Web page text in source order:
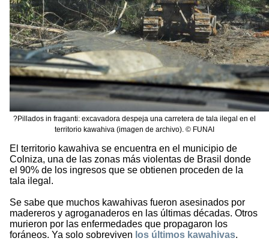
?Pillados in fraganti: excavadora despeja una carretera de tala ilegal en el
territorio kawahiva (imagen de archivo). © FUNAI
El territorio kawahiva se encuentra en el municipio de
Colniza, una de las zonas más violentas de Brasil donde
el 90% de los ingresos que se obtienen proceden de la
tala ilegal.
Se sabe que muchos kawahivas fueron asesinados por
madereros y agroganaderos en las últimas décadas. Otros
murieron por las enfermedades que propagaron los
foráneos. Ya solo sobreviven los últimos kawahivas.